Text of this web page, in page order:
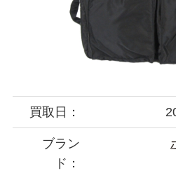
買取日：
ブラン
ド：